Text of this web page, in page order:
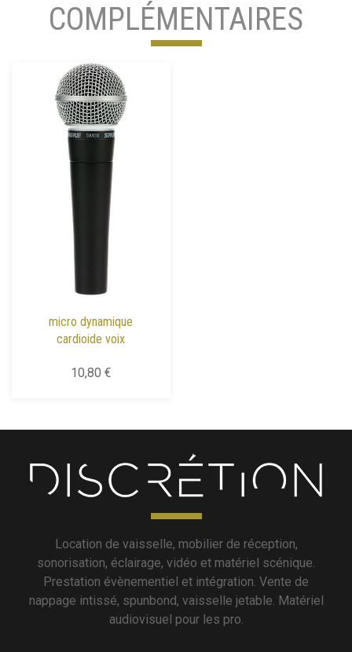
COMPLÉMENTAIRES
micro dynamique
cardioide voix
10,80 €
Location de vaisselle, mobilier de réception,
sonorisation, éclairage, vidéo et matériel scénique.
Prestation évènementiel et intégration. Vente de
nappage intissé, spunbond, vaisselle jetable. Matériel
audiovisuel pour les pro.